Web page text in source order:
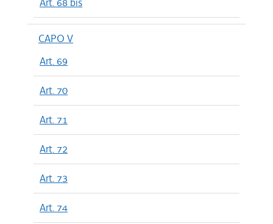
CAPO V
Art. 69
Art. 70
Art. 71
Art. 72
Art. 73
Art. 74